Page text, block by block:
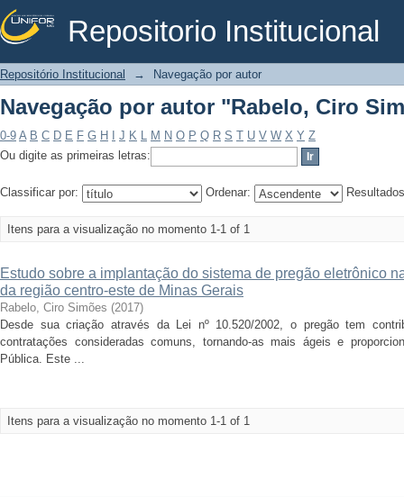
Repositorio Institucional
Navegação por autor "Rabelo, Ciro
Repositório Institucional → Navegação por autor
Navegação por autor "Rabelo, Ciro
0-9 A B C D E F G H J K L M N O P Q R S T U V W X Y Z
Ou digite as primeiras letras:
Classificar por: Ordenar:
Itens para a visualização no momento 1-1 of 1
Estudo sobre a implantação do sistema de pregão eletrônico
da região centro-este de Minas Gerais
Rabelo, Ciro Simões (2017)
Desde sua criação através da Lei nº 10.520/2002, o pregão tem
contratações consideradas comuns, tornando-as mais ágeis e
Pública. Este ...
Itens para a visualização no momento 1-1 of 1